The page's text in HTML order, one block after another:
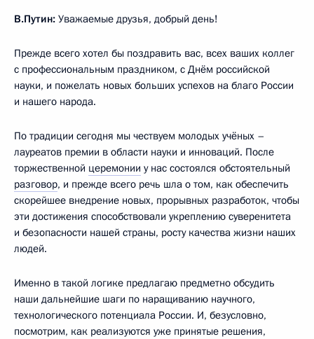
В.Путин: Уважаемые друзья, добрый день!
Прежде всего хотел бы поздравить вас, всех ваших коллег
с профессиональным праздником, с Днём российской
науки, и пожелать новых больших успехов на благо России
и нашего народа.
По традиции сегодня мы чествуем молодых учёных –
лауреатов премии в области науки и инноваций. После
торжественной церемонии у нас состоялся обстоятельный
разговор, и прежде всего речь шла о том, как обеспечить
скорейшее внедрение новых, прорывных разработок, чтобы
эти достижения способствовали укреплению суверенитета
и безопасности нашей страны, росту качества жизни наших
людей.
Именно в такой логике предлагаю предметно обсудить
наши дальнейшие шаги по наращиванию научного,
технологического потенциала России. И, безусловно,
посмотрим, как реализуются уже принятые решения,